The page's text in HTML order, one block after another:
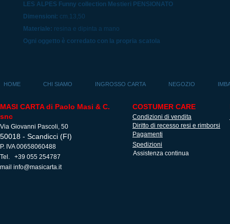
LES ALPES Funny collection Mestieri PENSIONATO
Dimensioni: cm.13,50
Materiale: resina e dipinta a mano
Ogni oggetto è corredato con la propria scatola
HOME CHI SIAMO INGROSSO CARTA NEGOZIO
MASI CARTA di Paolo Masi & C.
snc
Via Giovanni Pascoli, 50
50018 - Scandicci (FI)
P. IVA 00658060488
Tel. +39 055 254787
mail info@masicarta.it
COSTUMER CARE
Condizioni di vendita
Diritto di recesso resi e rimborsi
Pagamenti
Spedizioni
Assistenza continua